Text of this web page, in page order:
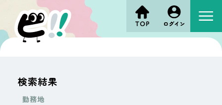
検索結果
勤務地